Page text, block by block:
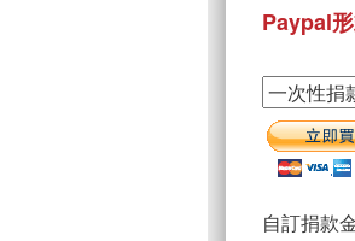
Paypal
自訂捐款